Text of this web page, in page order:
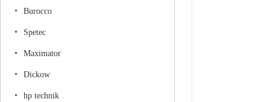
Burocco
Spetec
Maximator
Dickow
hp technik